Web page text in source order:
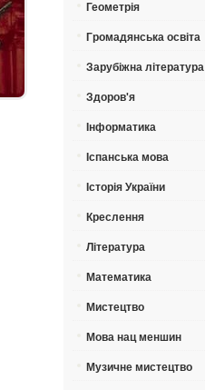
Геометрія
Громадянська освіта
Зарубіжна література
Здоров'я
Інформатика
Іспанська мова
Історія України
Креслення
Література
Математика
Мистецтво
Мова нац меншин
Музичне мистецтво